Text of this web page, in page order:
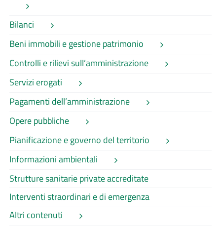
Bilanci
Beni immobili e gestione patrimonio
Controlli e rilievi sull’amministrazione
Servizi erogati
Pagamenti dell’amministrazione
Opere pubbliche
Pianificazione e governo del territorio
Informazioni ambientali
Strutture sanitarie private accreditate
Interventi straordinari e di emergenza
Altri contenuti